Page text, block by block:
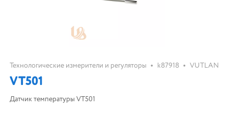
Технологические измерители и регуляторы • k87918 • VUTLAN
VT501
Датчик температуры VT501